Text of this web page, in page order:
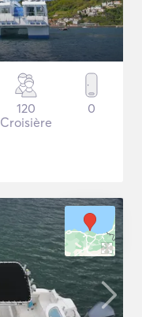
120
Croisière
0